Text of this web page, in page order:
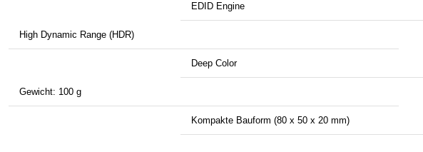
EDID Engine
High Dynamic Range (HDR)
Deep Color
Gewicht: 100 g
Kompakte Bauform (80 x 50 x 20 mm)